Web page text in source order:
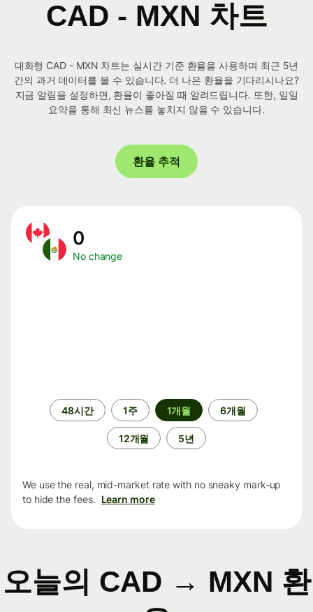
CAD - MXN 차트
대화형 CAD - MXN 차트는 실시간 기준 환율을 사용하며 최근 5년
간의 과거 데이터를 볼 수 있습니다. 더 나은 환율을 기다리시나요?
지금 알림을 설정하면, 환율이 좋아질 때 알려드립니다. 또한, 일일
요약을 통해 최신 뉴스를 놓치지 않을 수 있습니다.
환율 추적
0
No change
48시간 1주 1개월 6개월
12개월 5년
We use the real, mid-market rate with no sneaky mark-up
to hide the fees. Learn more
오늘의 CAD → MXN 환